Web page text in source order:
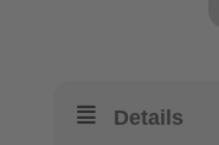
Details